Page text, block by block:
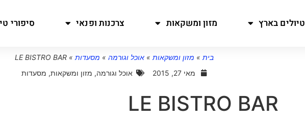
טיולים בארץ מזון ומשקאות צרכנות ופנאי סיפורי
בית » מזון ומשקאות » אוכל וגורמה » מסעדות »
LE BISTRO BAR
מאי 27, 2015
אוכל וגורמה, מזון ומשקאות, מסעדות
LE BISTRO BAR